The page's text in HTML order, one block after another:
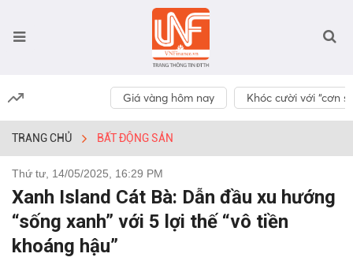
Giá vàng hôm nay Khóc cười với “cơn
TRANG CHỦ BẤT ĐỘNG SẢN
Thứ tư, 14/05/2025, 16:29 PM
Xanh Island Cát Bà: Dẫn đầu xu hướng
“sống xanh” với 5 lợi thế “vô tiền
khoáng hậu”